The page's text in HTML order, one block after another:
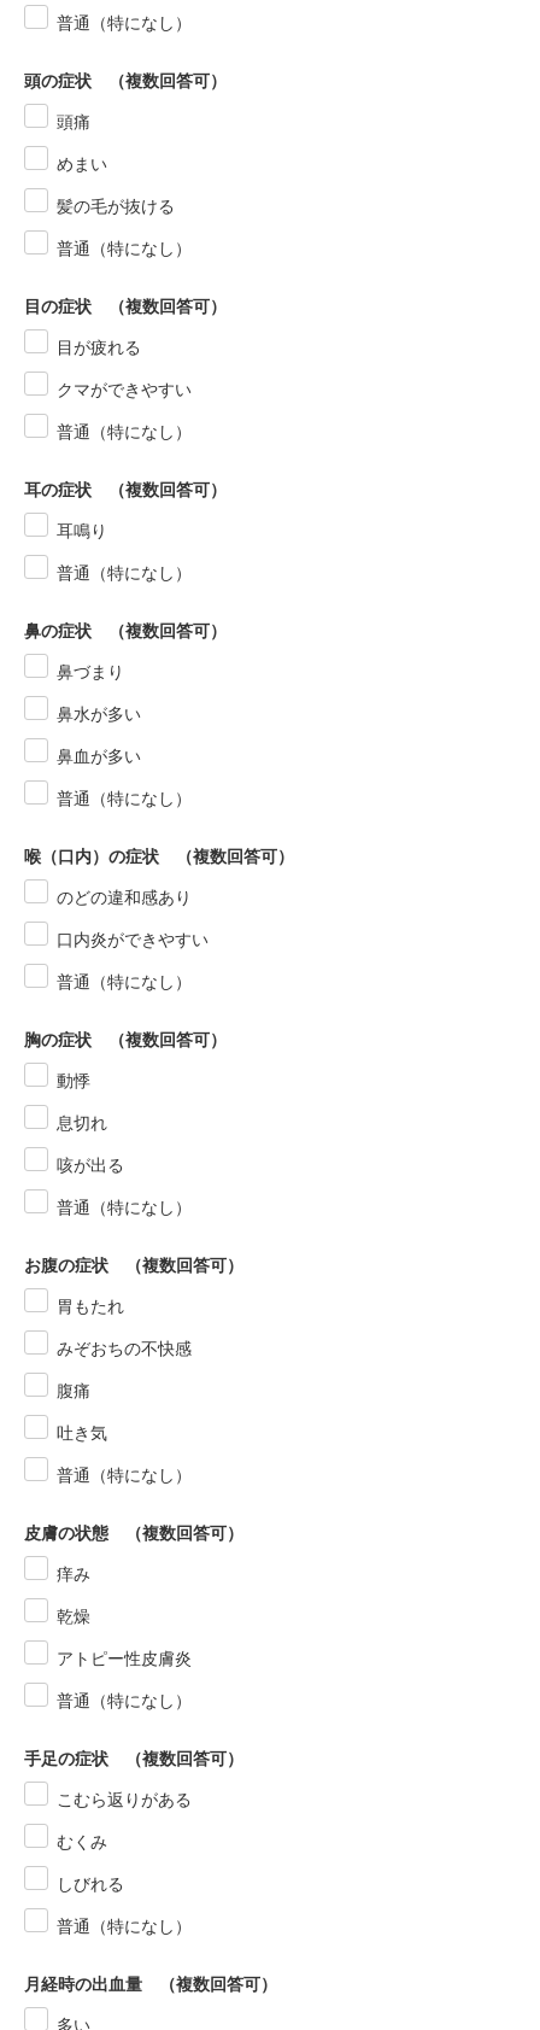
普通（特になし）
頭の症状 （複数回答可）
頭痛
めまい
髪の毛が抜ける
普通（特になし）
目の症状 （複数回答可）
目が疲れる
クマができやすい
普通（特になし）
耳の症状 （複数回答可）
耳鳴り
普通（特になし）
鼻の症状 （複数回答可）
鼻づまり
鼻水が多い
鼻血が多い
普通（特になし）
喉（口内）の症状 （複数回答可）
のどの違和感あり
口内炎ができやすい
普通（特になし）
胸の症状 （複数回答可）
動悸
息切れ
咳が出る
普通（特になし）
お腹の症状 （複数回答可）
胃もたれ
みぞおちの不快感
腹痛
吐き気
普通（特になし）
皮膚の状態 （複数回答可）
痒み
乾燥
アトピー性皮膚炎
普通（特になし）
手足の症状 （複数回答可）
こむら返りがある
むくみ
しびれる
普通（特になし）
月経時の出血量 （複数回答可）
多い